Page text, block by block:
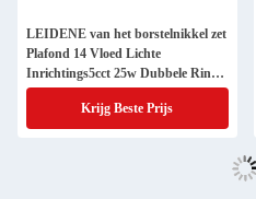
LEIDENE van het borstelnikkel zet
Plafond 14 Vloed Lichte
Inrichtings5cct 25w Dubbele Ring
op
Krijg Beste Prijs